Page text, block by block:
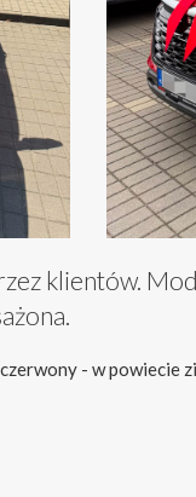
klientów.
- w powiecie